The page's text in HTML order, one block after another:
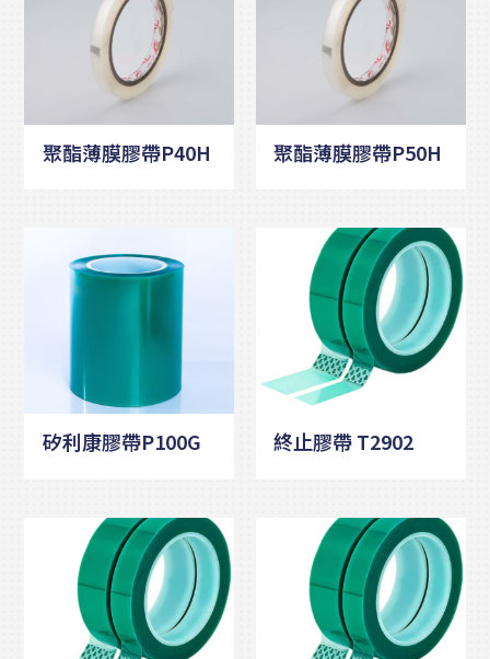
聚酯薄膜膠帶P40H 聚酯薄膜膠帶P50H
矽利康膠帶P100G 終止膠帶 T2902